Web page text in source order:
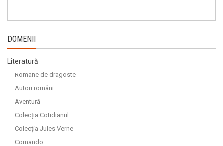
DOMENII
Literatură
Romane de dragoste
Autori români
Aventură
Colecția Cotidianul
Colecția Jules Verne
Comando